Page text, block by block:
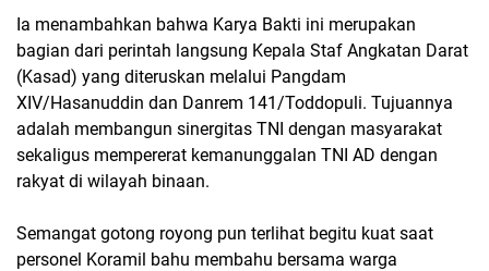
Ia menambahkan bahwa Karya Bakti ini merupakan
bagian dari perintah langsung Kepala Staf Angkatan Darat
(Kasad) yang diteruskan melalui Pangdam
XIV/Hasanuddin dan Danrem 141/Toddopuli. Tujuannya
adalah membangun sinergitas TNI dengan masyarakat
sekaligus mempererat kemanunggalan TNI AD dengan
rakyat di wilayah binaan.
Semangat gotong royong pun terlihat begitu kuat saat
personel Koramil bahu membahu bersama warga